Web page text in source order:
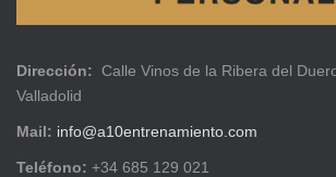
Dirección: Calle Vinos de la Ribera del
Valladolid
Mail: info@a10entrenamiento.com
Teléfono: +34 685 129 021